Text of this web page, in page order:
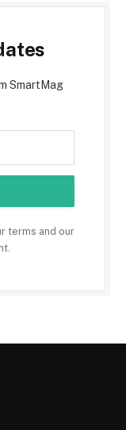
SmartMag
terms and our